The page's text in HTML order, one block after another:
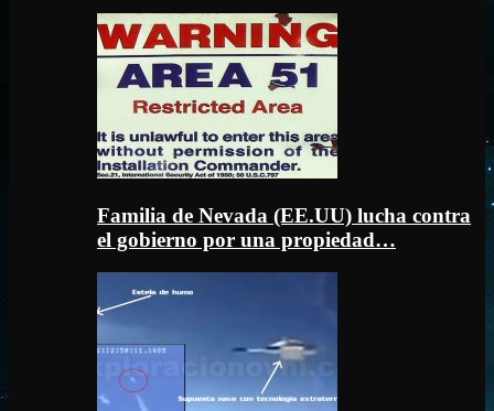
Familia de Nevada (EE.UU) lucha contra
el gobierno por una propiedad…